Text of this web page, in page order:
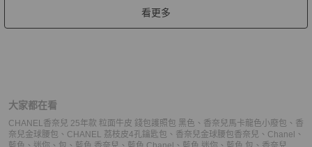
看更多
大家都在看
CHANEL香奈兒 25年款 粒面牛皮 錢包護照包 黑色 、 香奈兒馬卡龍色小廢包 、 香
奈兒金球腰包 、 CHANEL 荔枝皮4孔鑰匙包 、 香奈兒金球腰包 香奈兒 、 Chanel 、